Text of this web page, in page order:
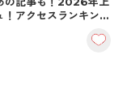
！アクセスランキング